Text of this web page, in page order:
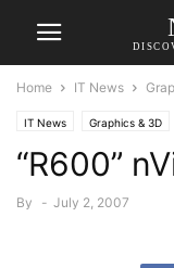
Home IT News
IT News Graphics & 3D
“R600”
By - July 2, 2007